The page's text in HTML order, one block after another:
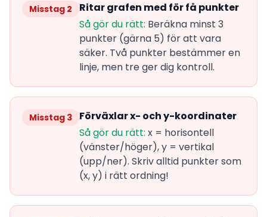
Misstag 2
Ritar grafen med för få punkter
Så gör du rätt: Beräkna minst 3
punkter (gärna 5) för att vara
säker. Två punkter bestämmer en
linje, men tre ger dig kontroll.
Misstag 3
Förväxlar x- och y-koordinater
Så gör du rätt: x = horisontell
(vänster/höger), y = vertikal
(upp/ner). Skriv alltid punkter som
(x, y) i rätt ordning!